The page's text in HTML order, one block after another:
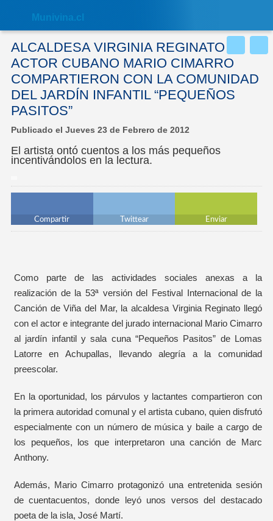
web
incluye
sistema
accesibilidad.
Munivina.cl
ALCALDESA VIRGINIA REGINATO Y
ACTOR CUBANO MARIO CIMARRO
COMPARTIERON CON LA COMUNIDAD
DEL JARDÍN INFANTIL “PEQUEÑOS
PASITOS”
Publicado el Jueves 23 de Febrero de 2012
El artista ontó cuentos a los más pequeños
incentivándolos en la lectura.
Compartir Twittear Enviar
Como parte de las actividades sociales anexas a la
realización de la 53ª versión del Festival Internacional de la
Canción de Viña del Mar, la alcaldesa Virginia Reginato llegó
con el actor e integrante del jurado internacional Mario Cimarro
al jardín infantil y sala cuna “Pequeños Pasitos” de Lomas
Latorre en Achupallas, llevando alegría a la comunidad
preescolar.
En la oportunidad, los párvulos y lactantes compartieron con
la primera autoridad comunal y el artista cubano, quien disfrutó
especialmente con un número de música y baile a cargo de
los pequeños, los que interpretaron una canción de Marc
Anthony.
Además, Mario Cimarro protagonizó una entretenida sesión
de cuentacuentos, donde leyó unos versos del destacado
poeta de la isla, José Martí.